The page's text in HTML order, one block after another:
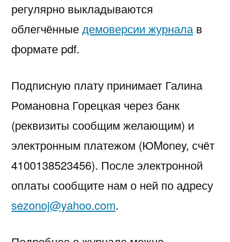
регулярно выкладываются
облегчённыедемоверсии журнала в
формате pdf.
Подписную плату принимает Галина
Романовна Горецкая через банк
(реквизиты сообщим желающим) и
электронным платежом (ЮMoney, счёт
4100138523456). После электронной
оплаты сообщите нам о ней по адресу
sezonoj@yahoo.com.